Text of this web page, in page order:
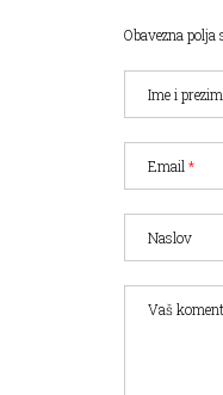
Obavezna
Ime i
Email*
Naslov
Vaš